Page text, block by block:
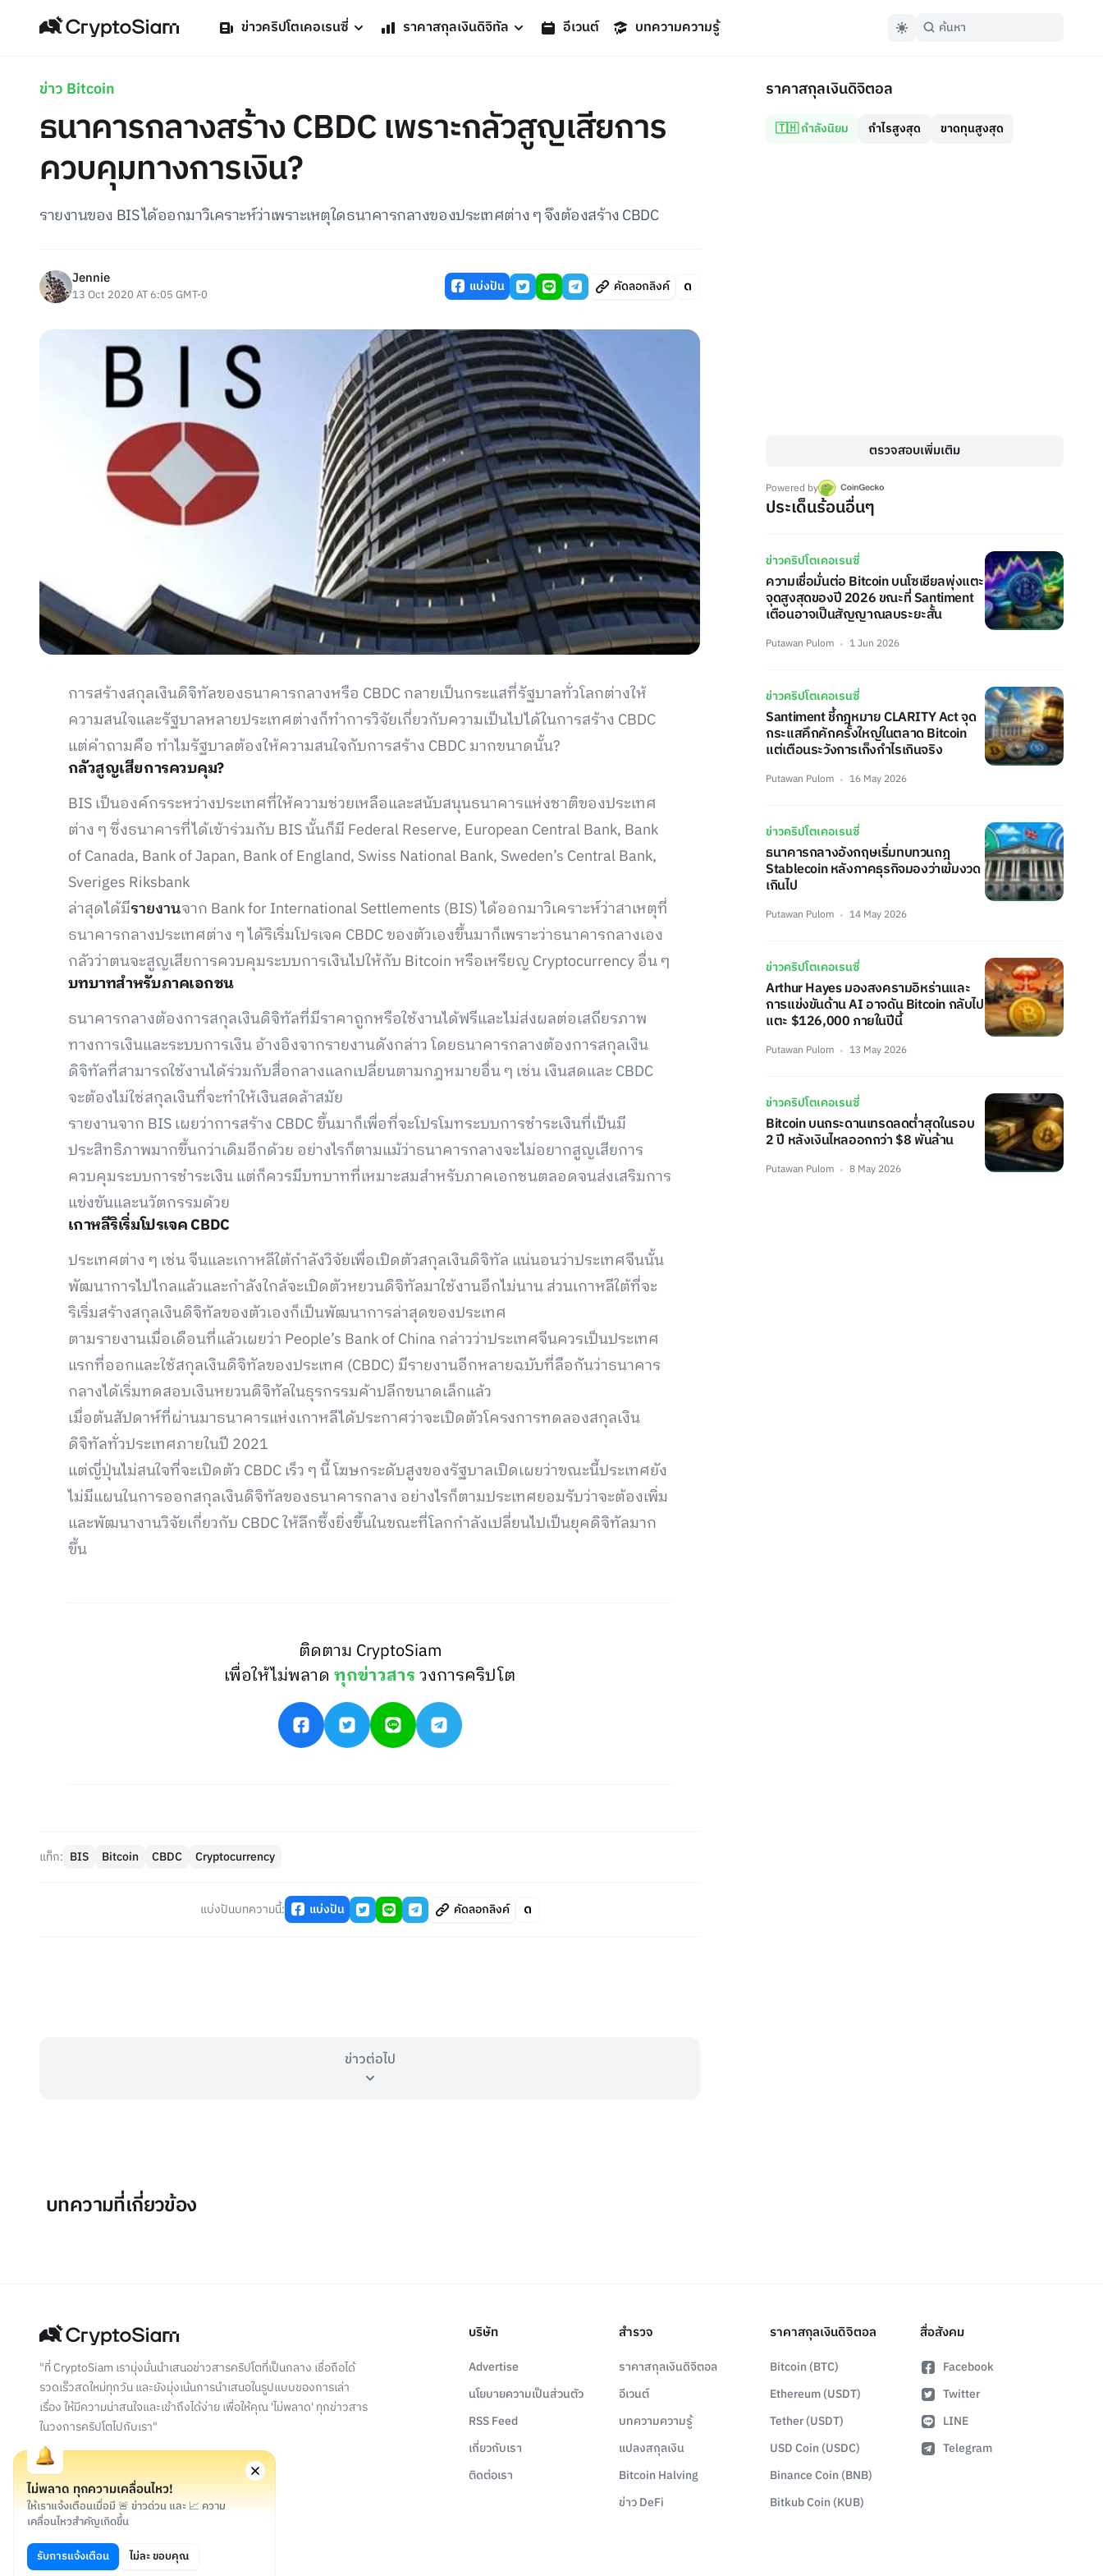
ข่าวคริปโตเคอเรนซี่ ราคาสกุลเงินดิจิทัล อีเวนต์ บทความความรู้
ข่าว Bitcoin
ธนาคารกลางสร้าง CBDC เพราะกลัวสูญเสียการ
ควบคุมทางการเงิน?
รายงานของ BIS ได้ออกมาวิเคราะห์ว่าเพราะเหตุใดธนาคารกลางของประเทศต่าง ๆ จึงต้องสร้าง CBDC
Jennie
13 Oct 2020 AT 6:05 GMT-0 แบ่งปัน คัดลอกลิงค์
การสร้างสกุลเงินดิจิทัลของธนาคารกลางหรือ CBDC กลายเป็นกระแสที่รัฐบาลทั่วโลกต่างให้
ความสนใจและรัฐบาลหลายประเทศต่างก็ทำการวิจัยเกี่ยวกับความเป็นไปได้ในการสร้าง CBDC
แต่คำถามคือ ทำไมรัฐบาลต้องให้ความสนใจกับการสร้าง CBDC มากขนาดนั้น?
กลัวสูญเสียการควบคุม?
BIS เป็นองค์กรระหว่างประเทศที่ให้ความช่วยเหลือและสนับสนุนธนาคารแห่งชาติของประเทศ
ต่าง ๆ ซึ่งธนาคารที่ได้เข้าร่วมกับ BIS นั้นก็มี Federal Reserve, European Central Bank, Bank
of Canada, Bank of Japan, Bank of England, Swiss National Bank, Sweden’s Central Bank,
Sveriges Riksbank
ล่าสุดได้มีรายงานจาก Bank for International Settlements (BIS) ได้ออกมาวิเคราะห์ว่าสาเหตุที่
ธนาคารกลางประเทศต่าง ๆ ได้ริเริ่มโปรเจค CBDC ของตัวเองขึ้นมาก็เพราะว่าธนาคารกลางเอง
กลัวว่าตนจะสูญเสียการควบคุมระบบการเงินไปให้กับ Bitcoin หรือเหรียญ Cryptocurrency อื่น ๆ
บทบาทสำหรับภาคเอกชน
ธนาคารกลางต้องการสกุลเงินดิจิทัลที่มีราคาถูกหรือใช้งานได้ฟรีและไม่ส่งผลต่อเสถียรภาพ
ทางการเงินและระบบการเงิน อ้างอิงจากรายงานดังกล่าว โดยธนาคารกลางต้องการสกุลเงิน
ดิจิทัลที่สามารถใช้งานได้ร่วมกับสื่อกลางแลกเปลี่ยนตามกฎหมายอื่น ๆ เช่น เงินสดและ CBDC
จะต้องไม่ใช่สกุลเงินที่จะทำให้เงินสดล้าสมัย
รายงานจาก BIS เผยว่าการสร้าง CBDC ขึ้นมาก็เพื่อที่จะโปรโมทระบบการชำระเงินที่เป็นมี
ประสิทธิภาพมากขึ้นกว่าเดิมอีกด้วย อย่างไรก็ตามแม้ว่าธนาคารกลางจะไม่อยากสูญเสียการ
ควบคุมระบบการชำระเงิน แต่ก็ควรมีบทบาทที่เหมาะสมสำหรับภาคเอกชนตลอดจนส่งเสริมการ
แข่งขันและนวัตกรรมด้วย
เกาหลีริเริ่มโปรเจค CBDC
ประเทศต่าง ๆ เช่น จีนและเกาหลีใต้กำลังวิจัยเพื่อเปิดตัวสกุลเงินดิจิทัล แน่นอนว่าประเทศจีนนั้น
พัฒนาการไปไกลแล้วและกำลังใกล้จะเปิดตัวหยวนดิจิทัลมาใช้งานอีกไม่นาน ส่วนเกาหลีใต้ที่จะ
ริเริ่มสร้างสกุลเงินดิจิทัลของตัวเองก็เป็นพัฒนาการล่าสุดของประเทศ
ตามรายงานเมื่อเดือนที่แล้วเผยว่า People’s Bank of China กล่าวว่าประเทศจีนควรเป็นประเทศ
แรกที่ออกและใช้สกุลเงินดิจิทัลของประเทศ (CBDC) มีรายงานอีกหลายฉบับที่ลือกันว่าธนาคาร
กลางได้เริ่มทดสอบเงินหยวนดิจิทัลในธุรกรรมค้าปลีกขนาดเล็กแล้ว
เมื่อต้นสัปดาห์ที่ผ่านมาธนาคารแห่งเกาหลีได้ประกาศว่าจะเปิดตัวโครงการทดลองสกุลเงิน
ดิจิทัลทั่วประเทศภายในปี 2021
แต่ญี่ปุ่นไม่สนใจที่จะเปิดตัว CBDC เร็ว ๆ นี้ โฆษกระดับสูงของรัฐบาลเปิดเผยว่าขณะนี้ประเทศยัง
ไม่มีแผนในการออกสกุลเงินดิจิทัลของธนาคารกลาง อย่างไรก็ตามประเทศยอมรับว่าจะต้องเพิ่ม
และพัฒนางานวิจัยเกี่ยวกับ CBDC ให้ลึกซึ้งยิ่งขึ้นในขณะที่โลกกำลังเปลี่ยนไปเป็นยุคดิจิทัลมาก
ขึ้น
ติดตาม CryptoSiam
เพื่อให้ไม่พลาดทุกข่าวสารวงการคริปโต
แท็ก: BIS Bitcoin CBDC Cryptocurrency
แบ่งปันบทความนี้: แบ่งปัน คัดลอกลิงค์
ข่าวต่อไป
ราคาสกุลเงินดิจิตอล
🇹🇭 กำลังนิยม กำไรสูงสุด ขาดทุนสูงสุด
ตรวจสอบเพิ่มเติม
Powered by
ประเด็นร้อนอื่นๆ
ข่าวคริปโตเคอเรนซี่
ความเชื่อมั่นต่อ Bitcoin บนโซเชียลพุ่งแตะ
จุดสูงสุดของปี 2026 ขณะที่ Santiment
เตือนอาจเป็นสัญญาณลบระยะสั้น
Putawan Pulom 1 Jun 2026
ข่าวคริปโตเคอเรนซี่
Santiment ชี้กฎหมาย CLARITY Act จุด
กระแสคึกคักครั้งใหญ่ในตลาด Bitcoin
แต่เตือนระวังการเก็งกำไรเกินจริง
Putawan Pulom 16 May 2026
ข่าวคริปโตเคอเรนซี่
ธนาคารกลางอังกฤษเริ่มทบทวนกฎ
Stablecoin หลังภาคธุรกิจมองว่าเข้มงวด
เกินไป
Putawan Pulom 14 May 2026
ข่าวคริปโตเคอเรนซี่
Arthur Hayes มองสงครามอิหร่านและ
การแข่งขันด้าน AI อาจดัน Bitcoin กลับไป
แตะ $126,000 ภายในปีนี้
Putawan Pulom 13 May 2026
ข่าวคริปโตเคอเรนซี่
Bitcoin บนกระดานเทรดลดต่ำสุดในรอบ
2 ปี หลังเงินไหลออกกว่า $8 พันล้าน
Putawan Pulom 8 May 2026
บทความที่เกี่ยวข้อง
"ที่ CryptoSiam เรามุ่งมั่นนำเสนอข่าวสารคริปโตที่เป็นกลาง เชื่อถือได้
รวดเร็วสดใหม่ทุกวัน และยังมุ่งเน้นการนำเสนอในรูปแบบของการเล่า
เรื่อง ให้มีความน่าสนใจและเข้าถึงได้ง่าย เพื่อให้คุณ 'ไม่พลาด' ทุกข่าวสาร
ในวงการคริปโตไปกับเรา"
บริษัท
Advertise
นโยบายความเป็นส่วนตัว
RSS Feed
เกี่ยวกับเรา
ติดต่อเรา
สำรวจ
ราคาสกุลเงินดิจิตอล
อีเวนต์
บทความความรู้
แปลงสกุลเงิน
Bitcoin Halving
ข่าว DeFi
ราคาสกุลเงินดิจิตอล
Bitcoin (BTC)
Ethereum (USDT)
Tether (USDT)
USD Coin (USDC)
Binance Coin (BNB)
Bitkub Coin (KUB)
สื่อสังคม
Facebook
Twitter
LINE
Telegram
©2026สงวนลิขสิทธิ์
ไม่พลาด ทุกความเคลื่อนไหว!
ให้เราแจ้งเตือนเมื่อมี 🚨 ข่าวด่วน และ 📈 ความ
เคลื่อนไหวสำคัญเกิดขึ้น
รับการแจ้งเตือน
ไม่ละ ขอบคุณ